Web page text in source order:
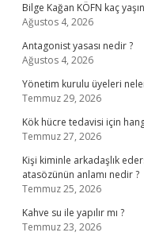
Bilge Kağan KÖFN kaç
Ağustos 4, 2026
Antagonist yasası nedir ?
Ağustos 4, 2026
Yönetim kurulu üyeleri
Temmuz 29, 2026
Kök hücre tedavisi için
Temmuz 27, 2026
Kişi kiminle arkadaşlık
atasözünün anlamı nedir ?
Temmuz 25, 2026
Kahve su ile yapılır mı ?
Temmuz 23, 2026